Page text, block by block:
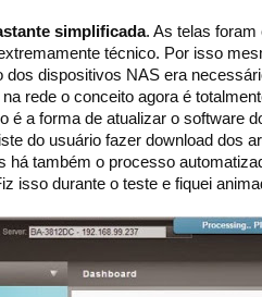
simplificada. As telas foram
técnico. Por isso
dos dispositivos NAS era
rede o conceito agora é
é a forma de atualizar o software
do usuário fazer download dos
há também o processo
isso durante o teste e fiquei